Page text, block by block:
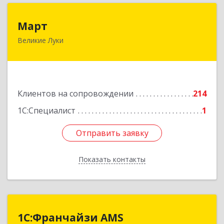
Март
Великие Луки
Клиентов на сопровождении
214
1С:Специалист
1
Отправить заявку
Показать контакты
182113, Псковская обл, Великие Луки г,
Отправить заявку
Назад
1С:Франчайзи AMS